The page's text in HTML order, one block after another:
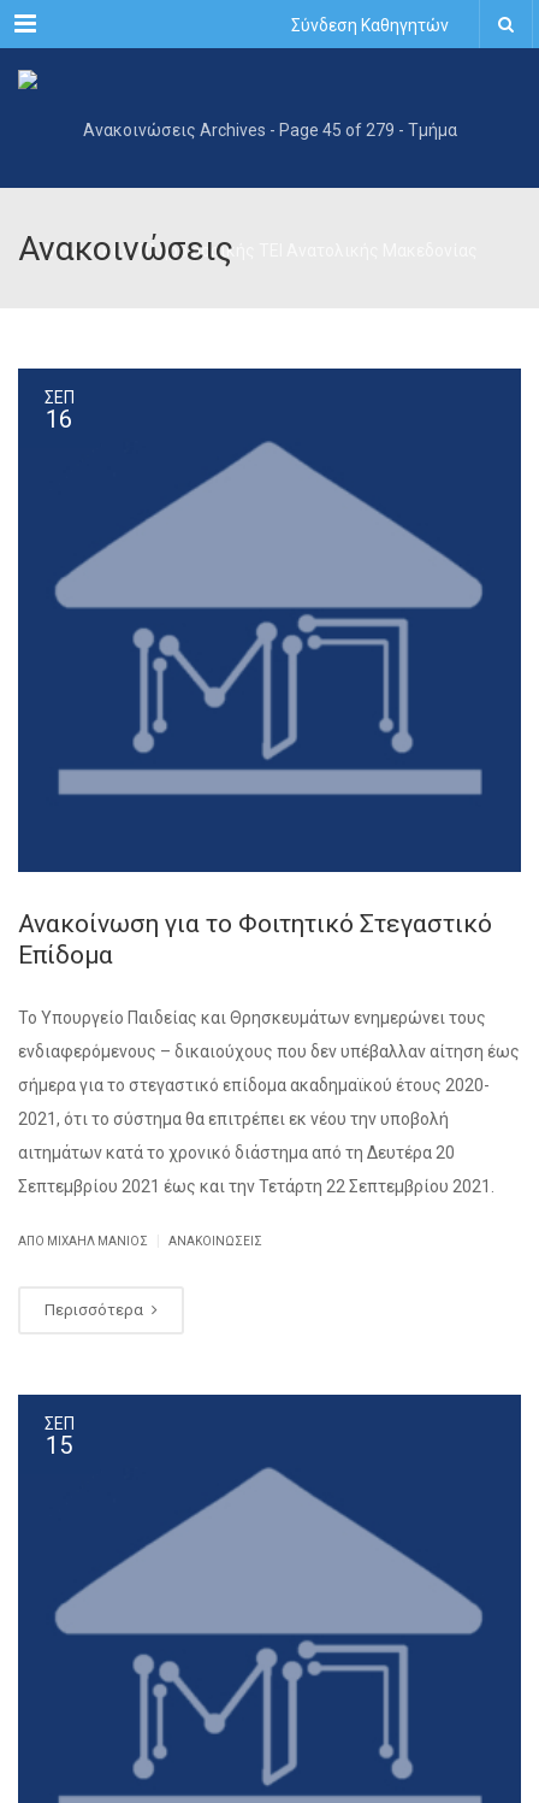
Menu Σύνδεση Καθηγητών
Ανακοινώσεις
ΣΕΠ
16
Ανακοίνωση για το Φοιτητικό Στεγαστικό
Επίδομα
Το Υπουργείο Παιδείας και Θρησκευμάτων ενημερώνει τους
ενδιαφερόμενους – δικαιούχους που δεν υπέβαλλαν αίτηση έως
σήμερα για το στεγαστικό επίδομα ακαδημαϊκού έτους 2020-
2021, ότι το σύστημα θα επιτρέπει εκ νέου την υποβολή
αιτημάτων κατά το χρονικό διάστημα από τη Δευτέρα 20
Σεπτεμβρίου 2021 έως και την Τετάρτη 22 Σεπτεμβρίου 2021.
ΑΠΌ ΜΙΧΑΉΛ ΜΑΝΙΌΣ ΑΝΑΚΟΙΝΏΣΕΙΣ
Περισσότερα
ΣΕΠ
15